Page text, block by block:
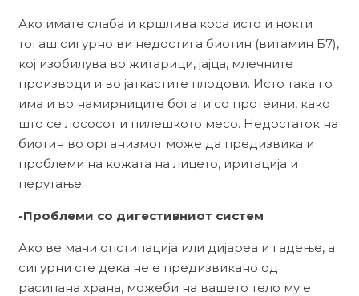
Ако имате слаба и кршлива коса исто и нокти
тогаш сигурно ви недостига биотин (витамин Б7),
кој изобилува во житарици, јајца, млечните
производи и во јаткастите плодови. Исто така го
има и во намирниците богати со протеини, како
што се лососот и пилешкото месо. Недостаток на
биотин во организмот може да предизвика и
проблеми на кожата на лицето, иритација и
перутање.
-Проблеми со дигестивниот систем
Ако ве мачи опстипација или дијареа и гадење, а
сигурни сте дека не е предизвикано од
расипана храна, можеби на вашето тело му е